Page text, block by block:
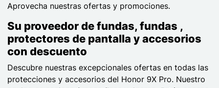
Aprovecha nuestras ofertas y promociones.
Su proveedor de fundas, fundas ,
protectores de pantalla y accesorios
con descuento
Descubre nuestras excepcionales ofertas en todas las
protecciones y accesorios del Honor 9X Pro. Nuestro